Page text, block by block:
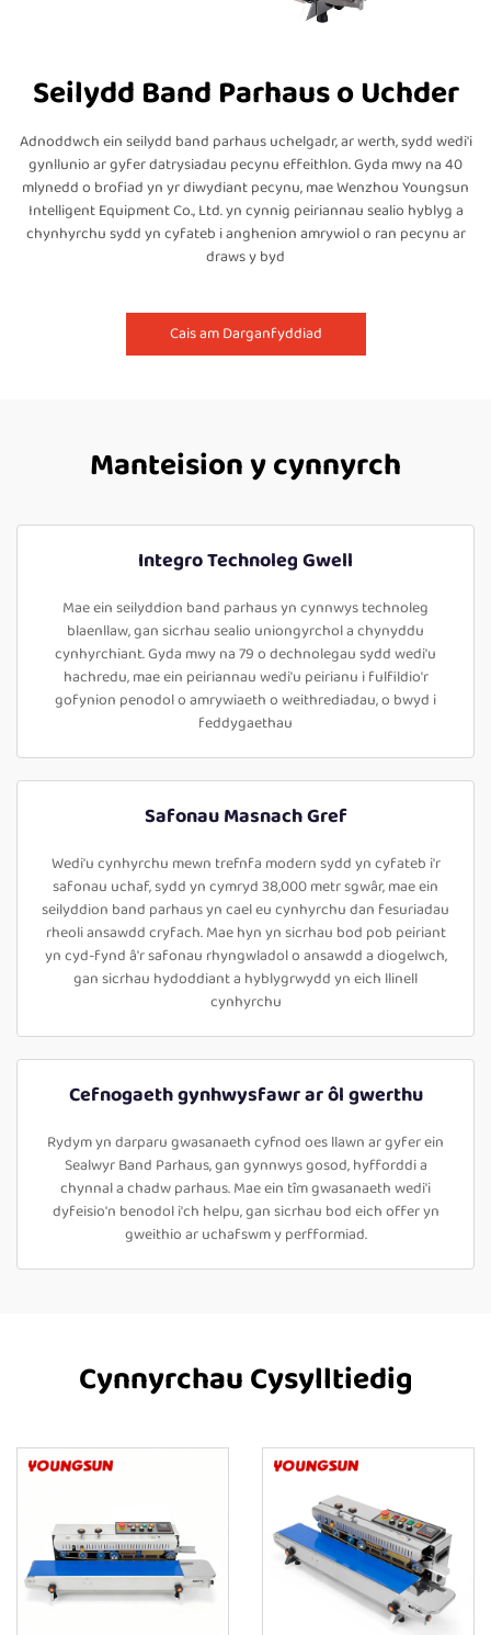
Seilydd Band Parhaus o Uchder
Adnoddwch ein seilydd band parhaus uchelgadr, ar werth, sydd wedi'i
gynllunio ar gyfer datrysiadau pecynu effeithlon. Gyda mwy na 40
mlynedd o brofiad yn yr diwydiant pecynu, mae Wenzhou Youngsun
Intelligent Equipment Co., Ltd. yn cynnig peiriannau sealio hyblyg a
chynhyrchu sydd yn cyfateb i anghenion amrywiol o ran pecynu ar
draws y byd
Cais am Darganfyddiad
Manteision y cynnyrch
Integro Technoleg Gwell
Mae ein seilyddion band parhaus yn cynnwys technoleg
blaenllaw, gan sicrhau sealio uniongyrchol a chynyddu
cynhyrchiant. Gyda mwy na 79 o dechnolegau sydd wedi'u
hachredu, mae ein peiriannau wedi'u peirianu i fulfildio'r
gofynion penodol o amrywiaeth o weithrediadau, o bwyd i
feddygaethau
Safonau Masnach Gref
Wedi'u cynhyrchu mewn trefnfa modern sydd yn cyfateb i'r
safonau uchaf, sydd yn cymryd 38,000 metr sgwâr, mae ein
seilyddion band parhaus yn cael eu cynhyrchu dan fesuriadau
rheoli ansawdd cryfach. Mae hyn yn sicrhau bod pob peiriant
yn cyd-fynd â'r safonau rhyngwladol o ansawdd a diogelwch,
gan sicrhau hydoddiant a hyblygrwydd yn eich llinell
cynhyrchu
Cefnogaeth gynhwysfawr ar ôl gwerthu
Rydym yn darparu gwasanaeth cyfnod oes llawn ar gyfer ein
Sealwyr Band Parhaus, gan gynnwys gosod, hyfforddi a
chynnal a chadw parhaus. Mae ein tîm gwasanaeth wedi'i
dyfeisio'n benodol i'ch helpu, gan sicrhau bod eich offer yn
gweithio ar uchafswm y perfformiad.
Cynnyrchau Cysylltiedig